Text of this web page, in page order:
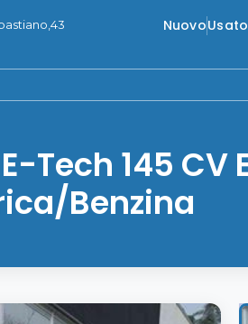
NuovoUsato
Tech 145
Benzina